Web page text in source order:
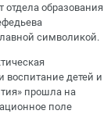
отдела образования
символикой.
воспитание детей и
прошла на
поле